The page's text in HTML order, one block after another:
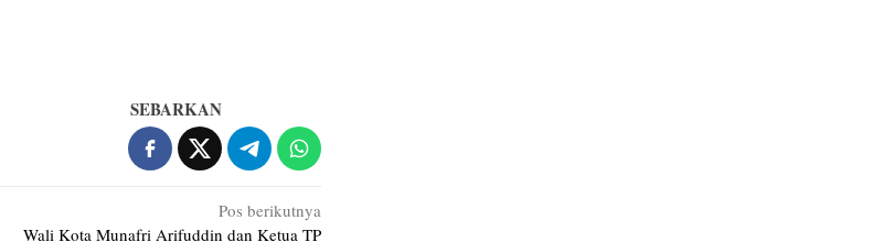
SEBARKAN
Pos berikutnya
Wali Kota Munafri Arifuddin dan Ketua TP